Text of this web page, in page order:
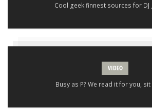
Cool geek finnest sources for
VIDEO
Busy as P? We read it for you,